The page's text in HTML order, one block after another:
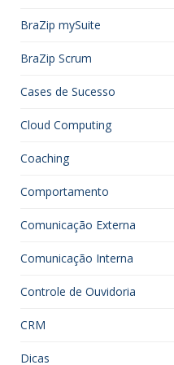
BraZip mySuite
BraZip Scrum
Cases de Sucesso
Cloud Computing
Coaching
Comportamento
Comunicação Externa
Comunicação Interna
Controle de Ouvidoria
CRM
Dicas